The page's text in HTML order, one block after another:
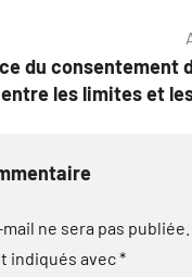
du consentement
les limites et
ne sera pas publiée.
indiqués avec*